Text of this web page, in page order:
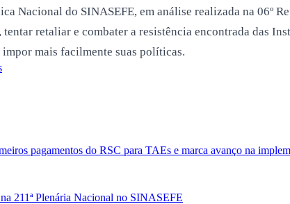
Nacional do SINASEFE, em análise realizada na 06º
retaliar e combater a resistência encontrada das
mais facilmente suas políticas.
pagamentos do RSC para TAEs e marca avanço na
211ª Plenária Nacional no SINASEFE